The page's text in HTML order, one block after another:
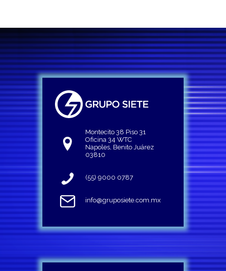
Montecito 38 Piso 31
Oficina 34 WTC
Napoles, Benito Juárez
03810
(55) 9000 0787
info@gruposiete.com.mx